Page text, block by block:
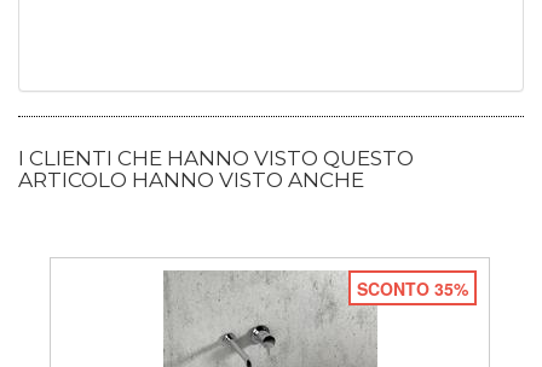
I CLIENTI CHE HANNO VISTO QUESTO
ARTICOLO HANNO VISTO ANCHE
SCONTO 35%